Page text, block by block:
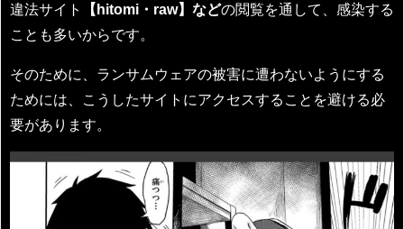
違法サイト
【hitomi・raw】などの閲覧を通して、感染する
ことも多いからです。
そのために、ランサムウェアの被害に遭わないようにする
ためには、こうしたサイトにアクセスすることを避ける必
要があります。